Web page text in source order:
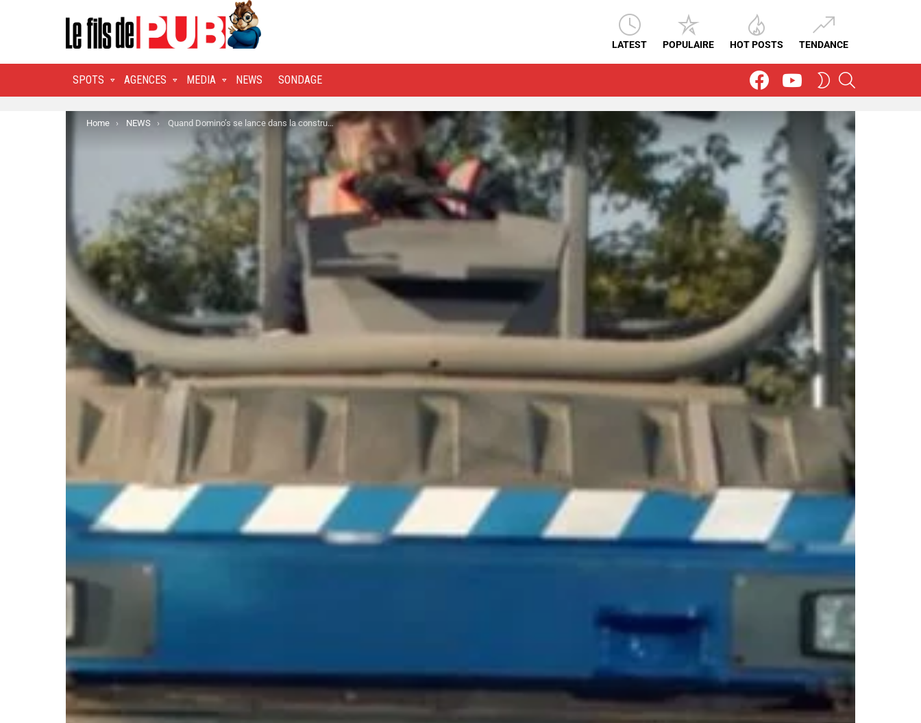
LATEST POPULAIRE HOT POSTS TENDANCE
SPOTS AGENCES MEDIA NEWS SONDAGE
FacebookYoutube
SWITCH
You are here:
Home NEWS Quand Domino’s se lance dans la construction